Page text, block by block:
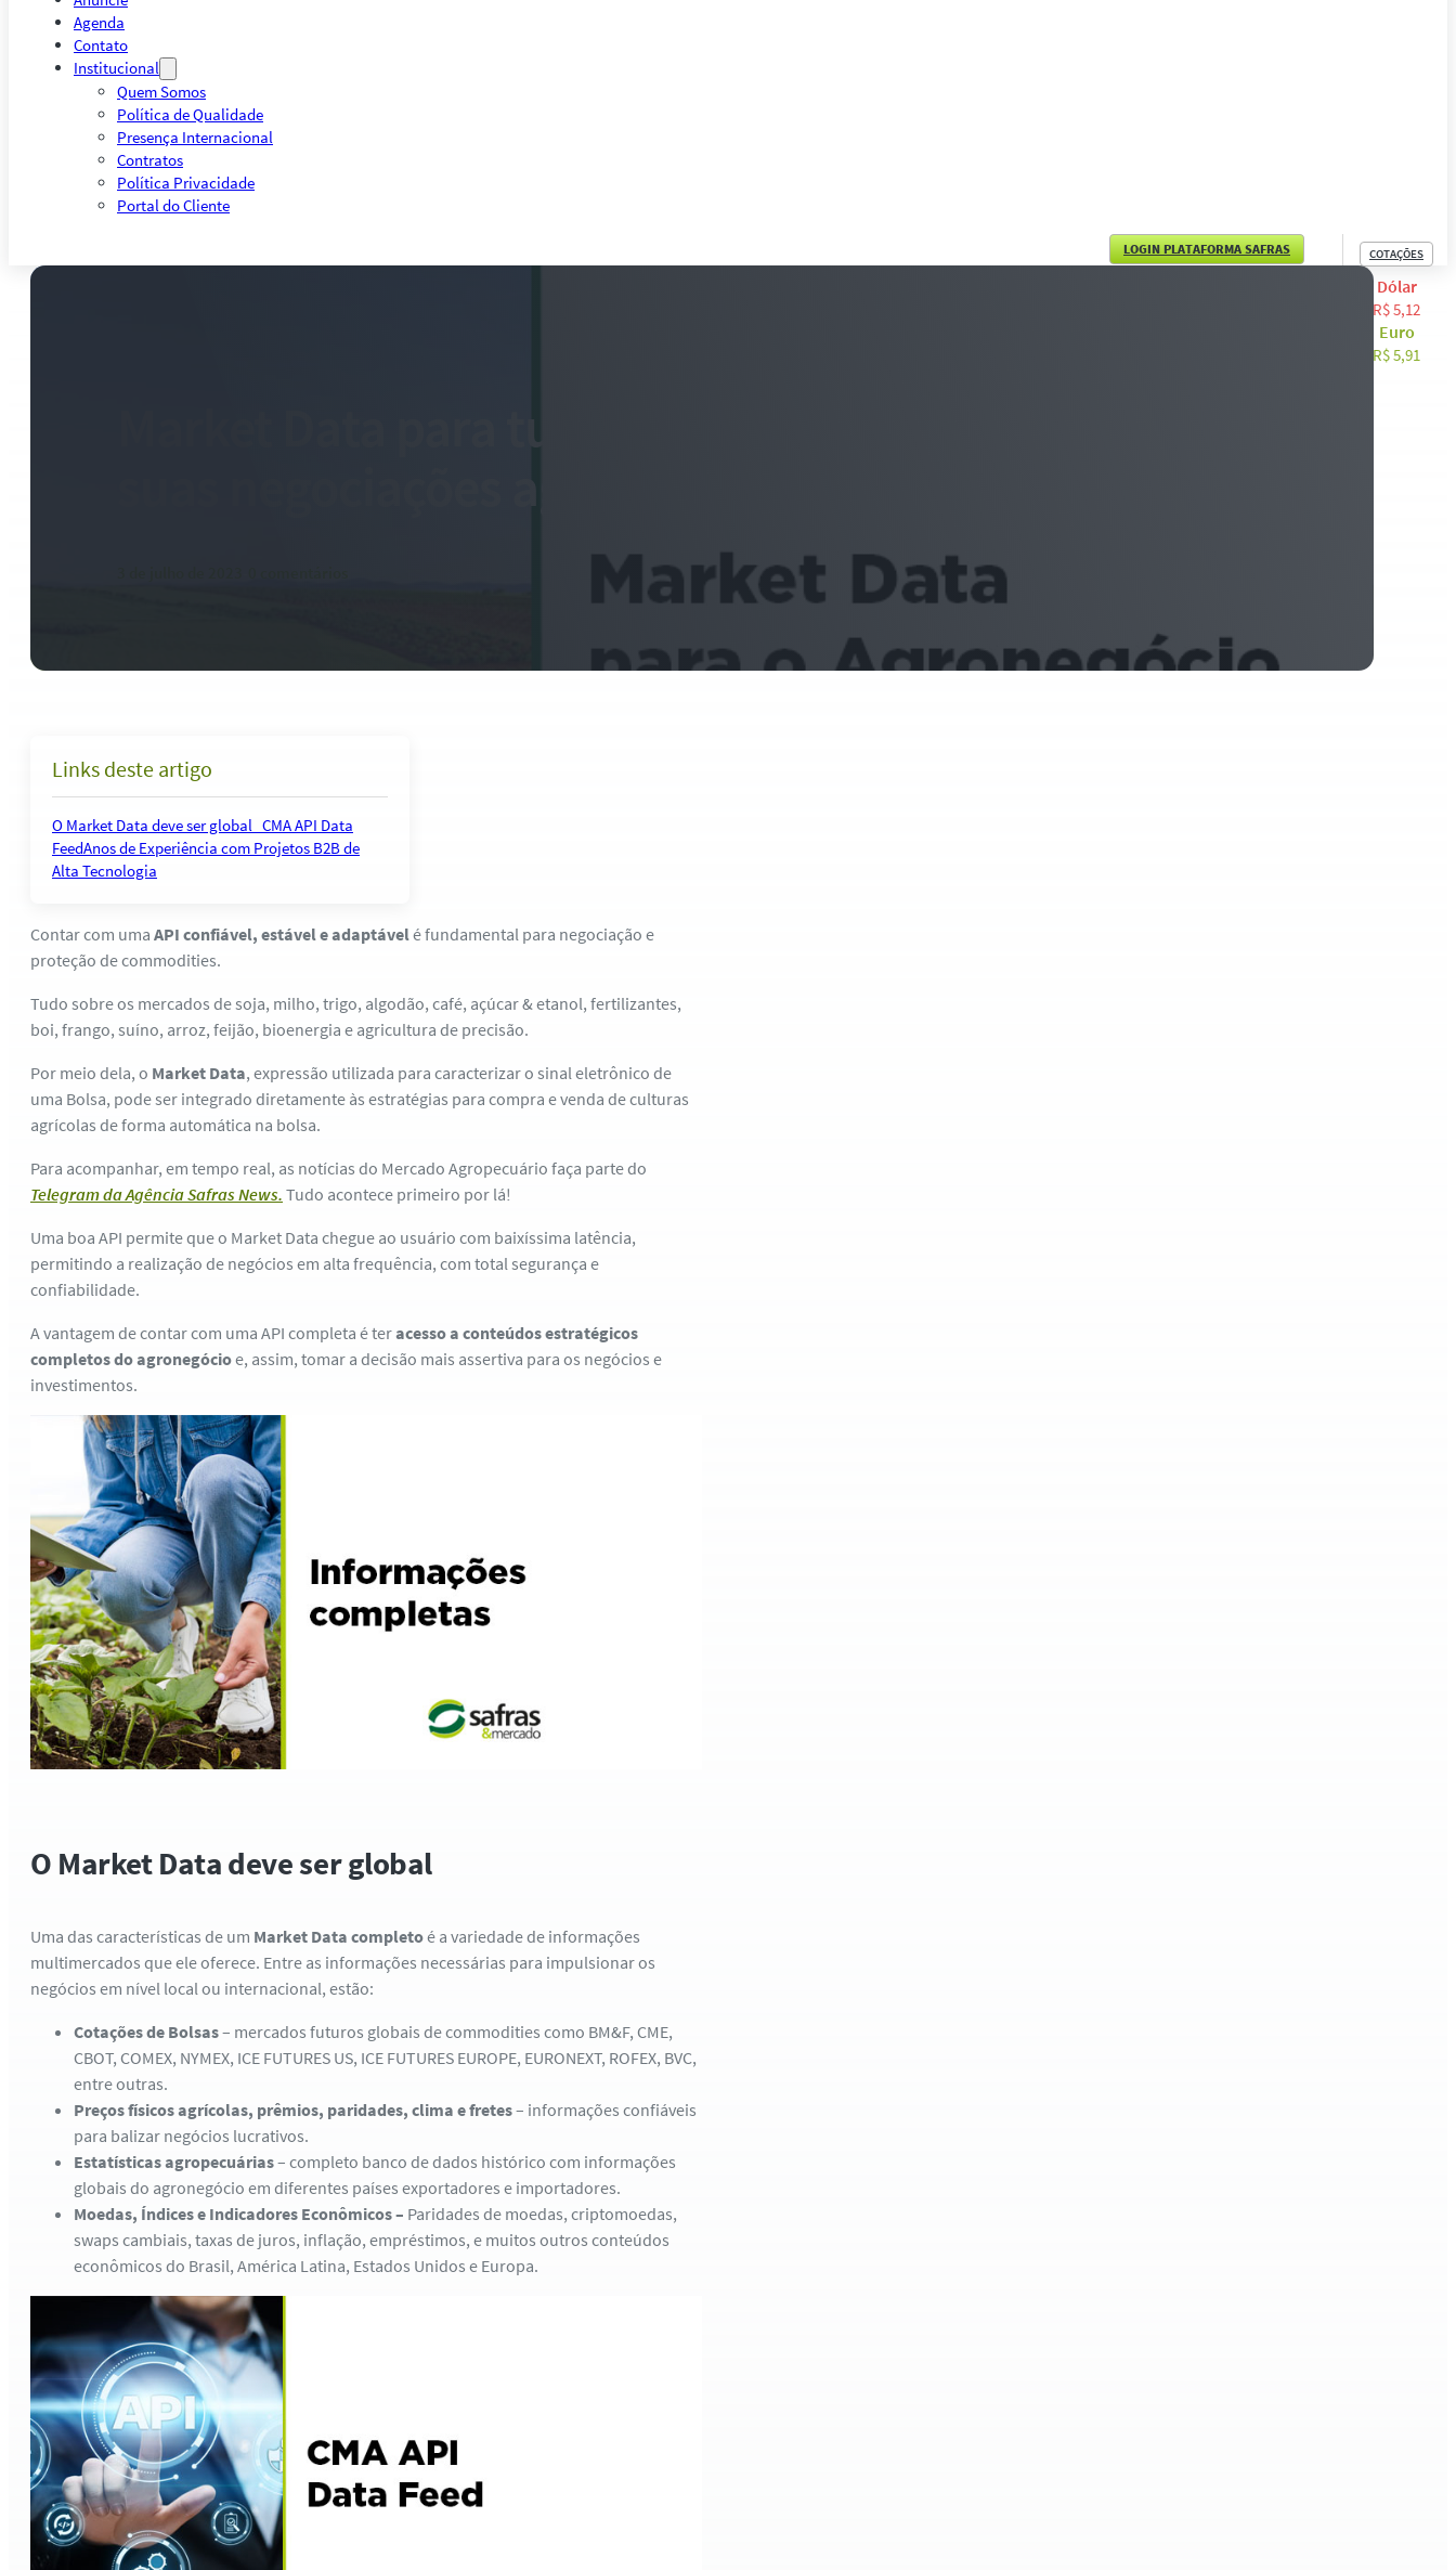
Agenda
Contato
Institucional
Quem Somos
Política de Qualidade
Presença Internacional
Contratos
Política Privacidade
Portal do Cliente
LOGIN PLATAFORMA SAFRAS COTAÇÕES
Dólar
R$ 5,12
Euro
R$ 5,91
Links deste artigo
O Market Data deve ser global CMA API Data
FeedAnos de Experiência com Projetos B2B de
Alta Tecnologia
Contar com uma API confiável, estável e adaptávelé fundamental para negociação e
proteção de commodities.
Tudo sobre os mercados de soja, milho, trigo, algodão, café, açúcar & etanol, fertilizantes,
boi, frango, suíno, arroz, feijão, bioenergia e agricultura de precisão.
Por meio dela, o Market Data, expressão utilizada para caracterizar o sinal eletrônico de
uma Bolsa, pode ser integrado diretamente às estratégias para compra e venda de culturas
agrícolas de forma automática na bolsa.
Para acompanhar, em tempo real, as notícias do Mercado Agropecuário faça parte do
Telegram da Agência Safras News. Tudo acontece primeiro por lá!
Uma boa API permite que o Market Data chegue ao usuário com baixíssima latência,
permitindo a realização de negócios em alta frequência, com total segurança e
confiabilidade.
A vantagem de contar com uma API completa é teracesso a conteúdos estratégicos
completos do agronegócioe, assim, tomar a decisão mais assertiva para os negócios e
investimentos.
O Market Data deve ser global
Uma das características de um Market Data completoé a variedade de informações
multimercados que ele oferece. Entre as informações necessárias para impulsionar os
negócios em nível local ou internacional, estão:
Cotações de Bolsas– mercados futuros globais de commodities como BM&F, CME,
CBOT, COMEX, NYMEX, ICE FUTURES US, ICE FUTURES EUROPE, EURONEXT, ROFEX, BVC,
entre outras.
Preços físicos agrícolas, prêmios, paridades, clima e fretes– informações confiáveis
para balizar negócios lucrativos.
Estatísticas agropecuárias– completo banco de dados histórico com informações
globais do agronegócio em diferentes países exportadores e importadores.
Moedas, Índices e Indicadores Econômicos – Paridades de moedas, criptomoedas,
swaps cambiais, taxas de juros, inflação, empréstimos, e muitos outros conteúdos
econômicos do Brasil, América Latina, Estados Unidos e Europa.